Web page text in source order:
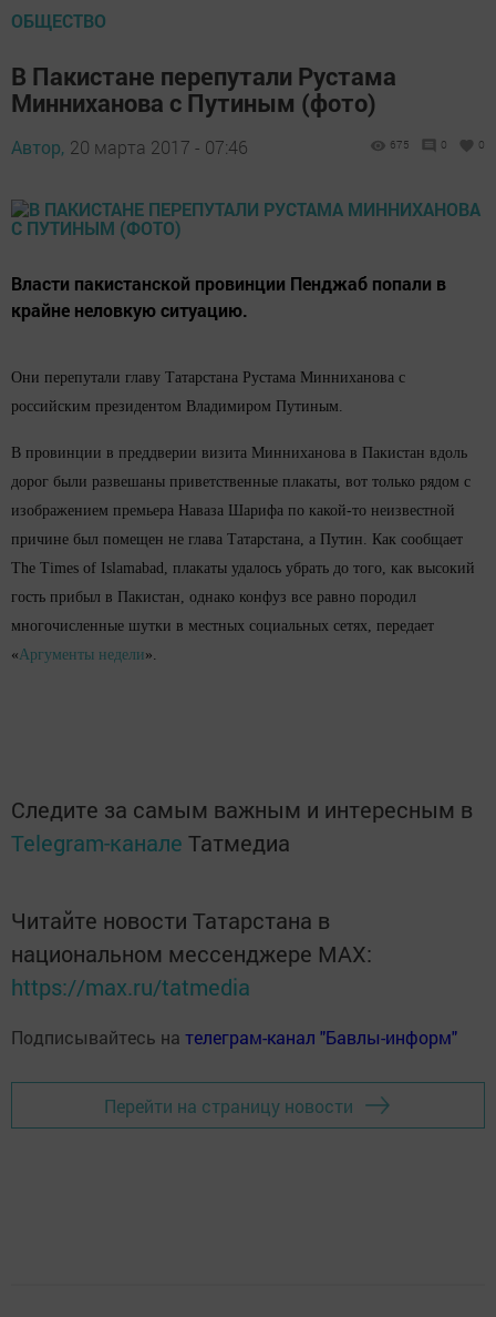
ОБЩЕСТВО
В Пакистане перепутали Рустама
Минниханова с Путиным (фото)
Автор, 20 марта 2017 - 07:46 675 0 0
Власти пакистанской провинции Пенджаб попали в
крайне неловкую ситуацию.
Они перепутали главу Татарстана Рустама Минниханова с
российским президентом Владимиром Путиным.
В провинции в преддверии визита Минниханова в Пакистан вдоль
дорог были развешаны приветственные плакаты, вот только рядом с
изображением премьера Наваза Шарифа по какой-то неизвестной
причине был помещен не глава Татарстана, а Путин. Как сообщает
The Times of Islamabad, плакаты удалось убрать до того, как высокий
гость прибыл в Пакистан, однако конфуз все равно породил
многочисленные шутки в местных социальных сетях, передает
«Аргументы недели».
Следите за самым важным и интересным в
Telegram-канале Татмедиа
Читайте новости Татарстана в
национальном мессенджере MАХ:
https://max.ru/tatmedia
Подписывайтесь на телеграм-канал "Бавлы-информ"
Перейти на страницу новости